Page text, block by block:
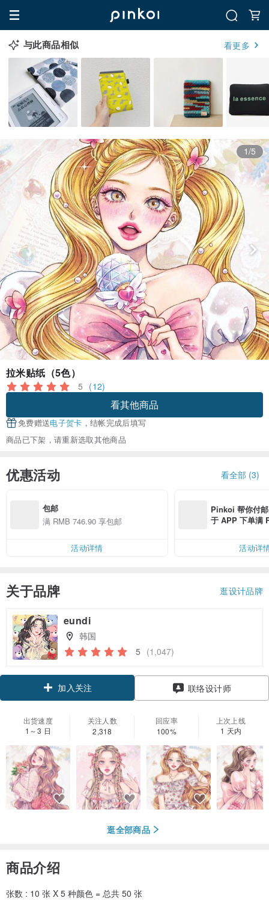
与此商品相似 看更多
1/5
拉米贴纸（5色）
5 (12)
看其他商品
免费赠送电子贺卡 ，结帐完成后填写
商品已下架，请重新选取其他商品
优惠活动 看全部 (3)
包邮
满 RMB 746.90 享包邮
活动详情
Pinkoi 帮你付
于 APP 下单满
活动详
关于品牌 逛设计品牌
eundi
韩国
5 (1,047)
加入关注 联络设计师
出货速度
1～3 日
关注人数
2,318
回应率
100%
上次上线
1 天内
逛全部商品
商品介绍
张数 : 10 张 X 5 种颜色 = 总共 50 张